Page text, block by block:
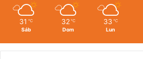
31 ℃
Sáb
32 ℃
Dom
33 ℃
Lun